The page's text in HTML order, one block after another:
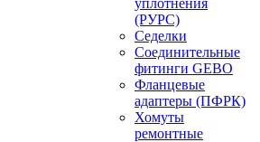
уплотнения
(РУРС)
Седелки
Соединительные
фитинги GEBO
Фланцевые
адаптеры (ПФРК)
Хомуты
ремонтные